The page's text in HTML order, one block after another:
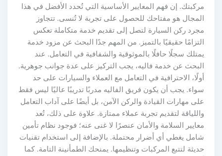
مركبتك. إن فهم المعايير الأساسية التي تُحدد الأفضل في هذا
المجال هو مفتاحك للحصول على تجربة لا تُنسى. تتجاوز
مجرد ركن السيارة لتصل إلى تقديم خدمة متكاملة تعكس
التزامًا حقيقيًا بالتميز. من المهم جدًا البحث عن مزود خدمة
يمتلك سجلًا حافلًا بالموثوقية والشفافية في التعامل. عند
البحث عن خدمة فاليه، يجب التركيز على عدة جوانب جوهرية.
أولًا، الاحترافية في التعامل مع العملاء والسيارات على حد
سواء. يجب أن يكون فريق الفاليه مدربًا تدريبًا عاليًا ليس فقط
على مهارات القيادة والركن الآمن، بل أيضًا على آداب التعامل
واللياقة لتقديم تجربة عملاء ممتازة. علاوة على ذلك، تُعد
معايير السلامة والأمان عنصرًا لا غنى عنه؛ فوجود نظام تأمين
شامل يغطي أي أضرار محتملة. بالإضافة إلى استخدام تقنيات
حديثة لتتبع المركبات وتنظيمها. يمنحك الطمأنينة التامة. كما